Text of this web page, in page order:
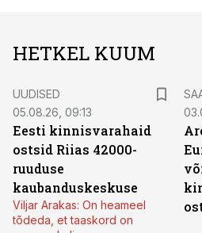
HETKEL KUUM
UUDISED
05.08.26, 09:13
Eesti kinnisvarahaid
ostsid Riias 42000-
ruuduse
kaubanduskeskuse
Viljar Arakas: On heameel
tõdeda, et taaskord on